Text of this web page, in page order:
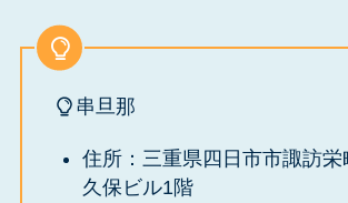
串旦那
住所：三重県四日市市諏訪栄
久保ビル1階